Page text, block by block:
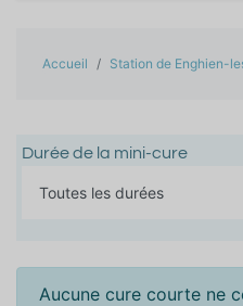
Accueil Station de Enghien-
Durée de la mini-cure
Aucune cure courte ne